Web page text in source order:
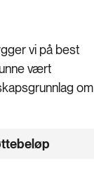
vi på best
vært
om